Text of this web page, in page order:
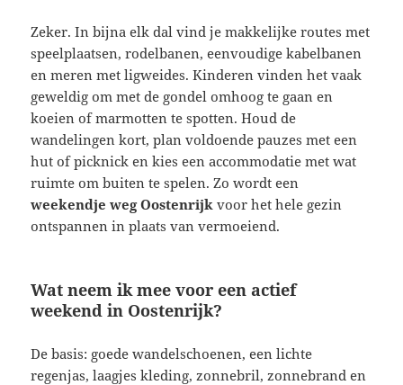
Zeker. In bijna elk dal vind je makkelijke routes met
speelplaatsen, rodelbanen, eenvoudige kabelbanen
en meren met ligweides. Kinderen vinden het vaak
geweldig om met de gondel omhoog te gaan en
koeien of marmotten te spotten. Houd de
wandelingen kort, plan voldoende pauzes met een
hut of picknick en kies een accommodatie met wat
ruimte om buiten te spelen. Zo wordt een
weekendje weg Oostenrijk voor het hele gezin
ontspannen in plaats van vermoeiend.
Wat neem ik mee voor een actief
weekend in Oostenrijk?
De basis: goede wandelschoenen, een lichte
regenjas, laagjes kleding, zonnebril, zonnebrand en